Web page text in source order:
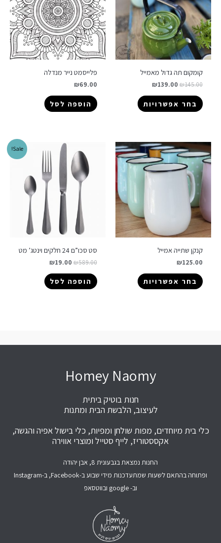
קומקום תה גדול מאמייל
₪145.00
₪139.00
בחר אפשרויות
פלייסמט נייר מנדלה
₪69.00
הוספה לסל
קנקן שתייה אמייל
₪125.00
בחר אפשרויות
Sale!
סט סכו”ם 24 חלקים וינטג’ מט
₪589.00
₪19.00
הוספה לסל
Homey Naomy
חנות בוטיק ביתית
לעיצוב, הלבשת הבית ומתנות
כלי בית מיוחדים, מפות שולחן ומפיות, כלי בישול אפיה והגשה,
אקססטוריז, לייף סטייל ומוצרי אווירה
החנות נמצאת בגבעונית 8, אבן יהודה
ופתוחה בהתאם לשעות שמתעדכנות מידי שבוע ב-Facebook, ב-Instagram
וב- google ובווטסאפ